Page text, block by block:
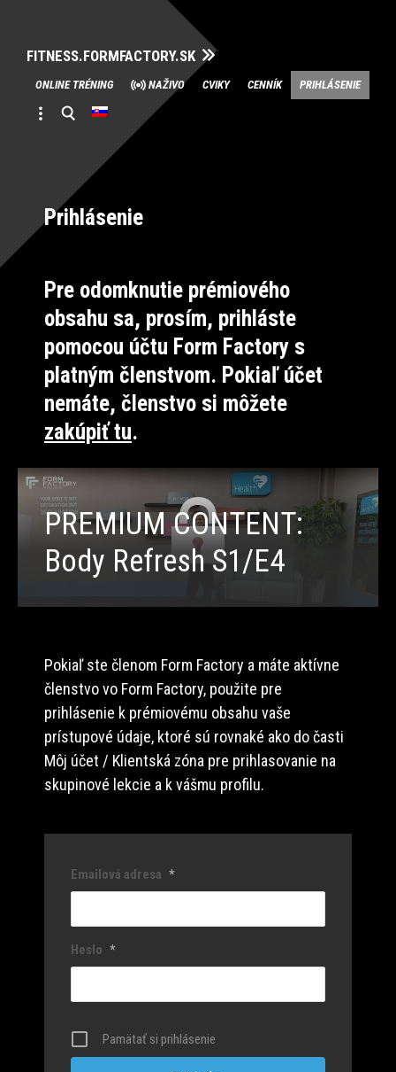
FITNESS.FORMFACTORY.SK
Skip
to
content
ONLINE TRÉNING NAŽIVO CVIKY CENNÍK PRIHLÁSENIE
Prihlásenie
Pre odomknutie prémiového
obsahu sa, prosím, prihláste
pomocou účtu Form Factory s
platným členstvom. Pokiaľ účet
nemáte, členstvo si môžete
zakúpiť tu.
PREMIUM CONTENT:
Body Refresh S1/E4
Pokiaľ ste členom Form Factory a máte aktívne
členstvo vo Form Factory, použite pre
prihlásenie k prémiovému obsahu vaše
prístupové údaje, ktoré sú rovnaké ako do časti
Môj účet / Klientská zóna pre prihlasovanie na
skupinové lekcie a k vášmu profilu.
Emailová adresa *
Heslo *
Pamätať si prihlásenie